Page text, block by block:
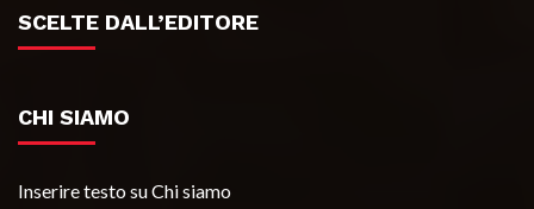
SCELTE DALL’EDITORE
CHI SIAMO
Inserire testo su Chi siamo